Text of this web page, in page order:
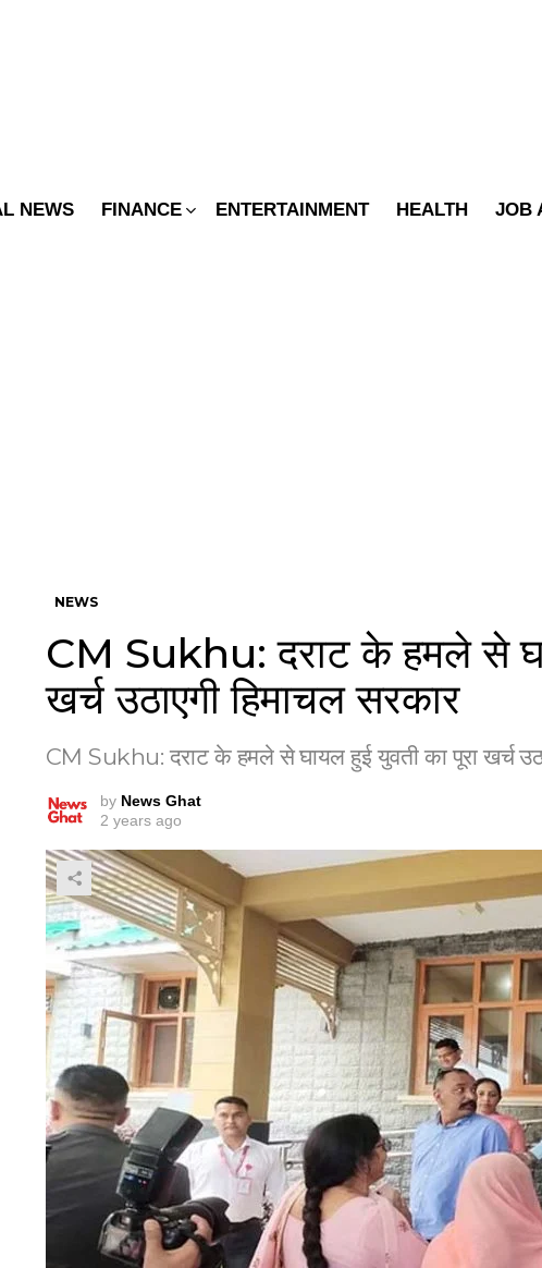
NEWS FINANCE ENTERTAINMENT HEALTH JOB
NEWS
CM Sukhu: दराट के हमले से
खर्च उठाएगी हिमाचल सरकार
CM Sukhu: दराट के हमले से घायल हुई युवती का पूरा खर्च
by News Ghat
2 years ago